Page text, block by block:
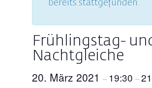
bereits stattgefunden.
Frühlingstag-
Nachtgleiche
20. März 2021 – 19:30 –